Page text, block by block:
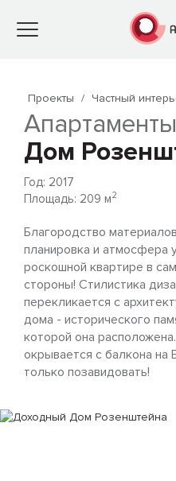
Toggle
Проекты / Частный
Апартаменты
Дом
Год: 2017
Площадь: 209 м2
Благородство
планировка и атмосфера
роскошной квартире в
стороны! Стилистика
перекликается с
дома - исторического
которой она
окрывается с балкона
только позавидовать!